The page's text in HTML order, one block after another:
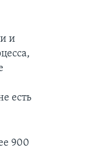
и
есть
900